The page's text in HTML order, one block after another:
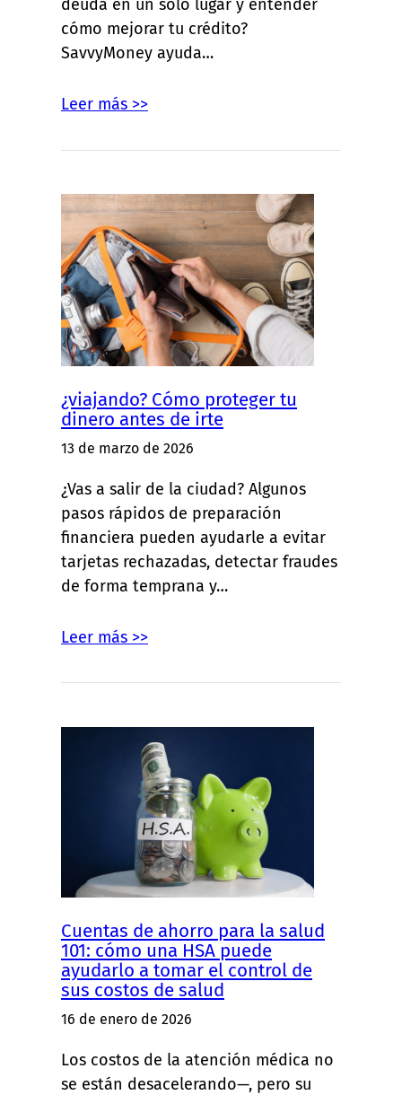
deuda en un solo lugar y entender
cómo mejorar tu crédito?
SavvyMoney ayuda…
Leer más >>
¿viajando? Cómo proteger tu
dinero antes de irte
13 de marzo de 2026
¿Vas a salir de la ciudad? Algunos
pasos rápidos de preparación
financiera pueden ayudarle a evitar
tarjetas rechazadas, detectar fraudes
de forma temprana y…
Leer más >>
Cuentas de ahorro para la salud
101: cómo una HSA puede
ayudarlo a tomar el control de
sus costos de salud
16 de enero de 2026
Los costos de la atención médica no
se están desacelerando—, pero su